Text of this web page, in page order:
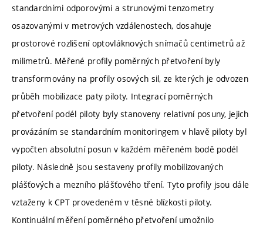
standardními odporovými a strunovými tenzometry
osazovanými v metrových vzdálenostech, dosahuje
prostorové rozlišení optovláknových snímačů centimetrů až
milimetrů. Měřené profily poměrných přetvoření byly
transformovány na profily osových sil, ze kterých je odvozen
průběh mobilizace paty piloty. Integrací poměrných
přetvoření podél piloty byly stanoveny relativní posuny, jejich
provázáním se standardním monitoringem v hlavě piloty byl
vypočten absolutní posun v každém měřeném bodě podél
piloty. Následně jsou sestaveny profily mobilizovaných
plášťových a mezního plášťového tření. Tyto profily jsou dále
vztaženy k CPT provedeném v těsné blízkosti piloty.
Kontinuální měření poměrného přetvoření umožnilo